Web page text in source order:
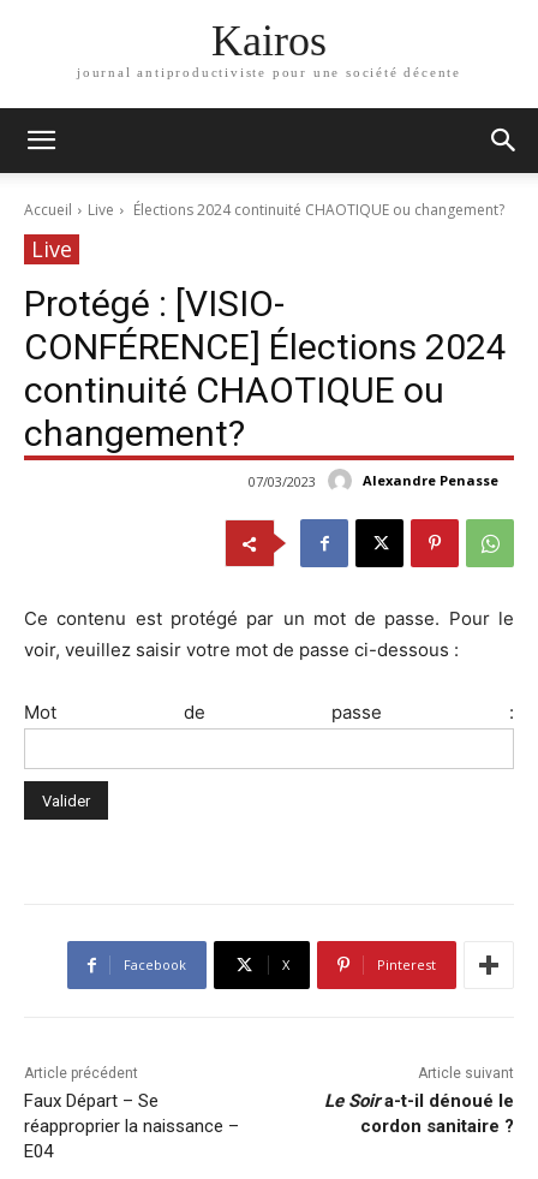
Kairos
journal antiproductiviste pour une société décente
Accueil Live Élections 2024 continuité CHAOTIQUE ou changement?
Live
Protégé : [VISIO-
CONFÉRENCE] Élections 2024
continuité CHAOTIQUE ou
changement?
Alexandre Penasse
07/03/2023
Ce contenu est protégé par un mot de passe. Pour le
voir, veuillez saisir votre mot de passe ci-dessous :
Mot de passe :
Facebook X Pinterest
Article précédent
Faux Départ – Se
réapproprier la naissance –
E04
Article suivant
Le Soira-t-il dénoué le
cordon sanitaire ?